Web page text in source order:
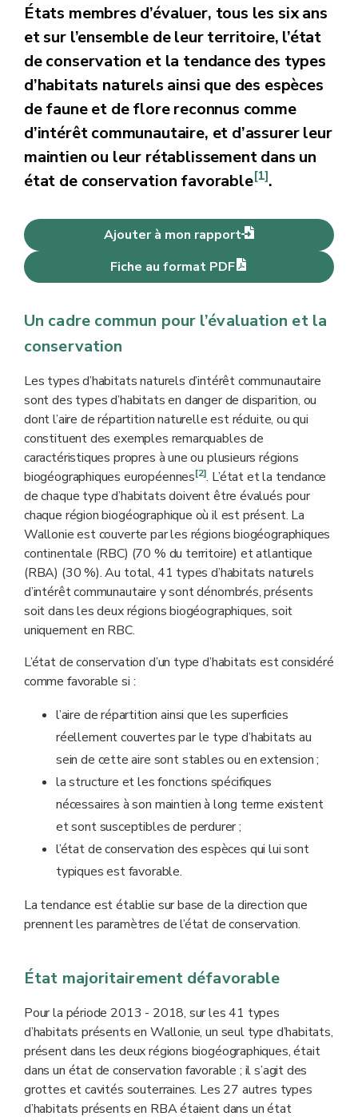
États membres d’évaluer, tous les six ans
et sur l’ensemble de leur territoire, l’état
de conservation et la tendance des types
d’habitats naturels ainsi que des espèces
de faune et de flore reconnus comme
d’intérêt communautaire, et d’assurer leur
maintien ou leur rétablissement dans un
état de conservation favorable[1].
Ajouter à mon rapport
Fiche au format PDF
Un cadre commun pour l’évaluation et la
conservation
Les types d’habitats naturels d’intérêt communautaire
sont des types d’habitats en danger de disparition, ou
dont l’aire de répartition naturelle est réduite, ou qui
constituent des exemples remarquables de
caractéristiques propres à une ou plusieurs régions
biogéographiques européennes[2]. L’état et la tendance
de chaque type d’habitats doivent être évalués pour
chaque région biogéographique où il est présent. La
Wallonie est couverte par les régions biogéographiques
continentale (RBC) (70 % du territoire) et atlantique
(RBA) (30 %). Au total, 41 types d’habitats naturels
d’intérêt communautaire y sont dénombrés, présents
soit dans les deux régions biogéographiques, soit
uniquement en RBC.
L’état de conservation d’un type d’habitats est considéré
comme favorable si :
l’aire de répartition ainsi que les superficies
réellement couvertes par le type d’habitats au
sein de cette aire sont stables ou en extension ;
la structure et les fonctions spécifiques
nécessaires à son maintien à long terme existent
et sont susceptibles de perdurer ;
l’état de conservation des espèces qui lui sont
typiques est favorable.
La tendance est établie sur base de la direction que
prennent les paramètres de l’état de conservation.
État majoritairement défavorable
Pour la période 2013 - 2018, sur les 41 types
d’habitats présents en Wallonie, un seul type d’habitats,
présent dans les deux régions biogéographiques, était
dans un état de conservation favorable ; il s’agit des
grottes et cavités souterraines. Les 27 autres types
d’habitats présents en RBA étaient dans un état